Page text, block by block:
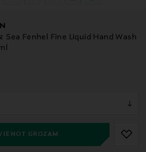
Sea Fenhel Fine Liquid Hand Wash
GROZAM